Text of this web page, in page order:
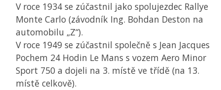
V roce 1934 se zúčastnil jako spolujezdec Rallye
Monte Carlo (závodník Ing. Bohdan Deston na
automobilu „Z“).
V roce 1949 se zúčastnil společně s Jean Jacques
Pochem 24 Hodin Le Mans s vozem Aero Minor
Sport 750 a dojeli na 3. místě ve třídě (na 13.
místě celkově).